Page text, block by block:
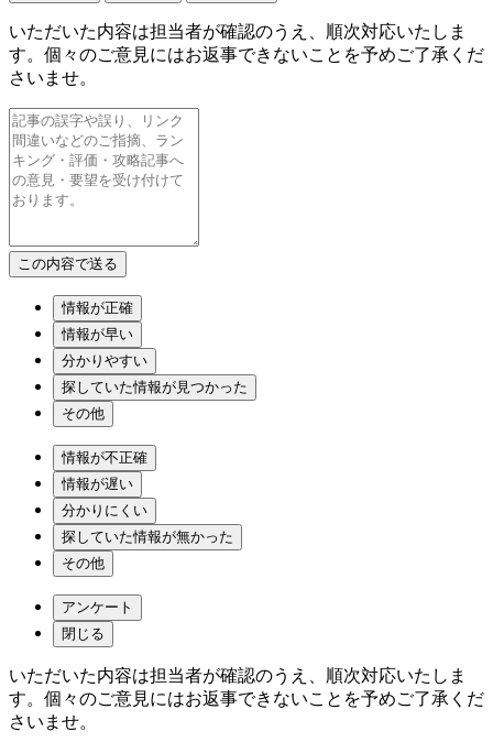
いただいた内容は担当者が確認のうえ、順次対応いたしま
す。個々のご意見にはお返事できないことを予めご了承くだ
さいませ。
情報が正確
情報が早い
分かりやすい
探していた情報が見つかった
その他
情報が不正確
情報が遅い
分かりにくい
探していた情報が無かった
その他
アンケート
閉じる
いただいた内容は担当者が確認のうえ、順次対応いたしま
す。個々のご意見にはお返事できないことを予めご了承くだ
さいませ。